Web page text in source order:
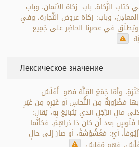
الزَّكاة، باب: زكاة الأثمان، وباب:
المعادِن، وباب: زكاة عروض التِّجارة، وفي
ويُطلَق في عصرِنا الحاضِر على جَمِيع
Лексическое значение
وأمّا جَمْعُ القِلَّة فهو: أَفْلُسٌ.
مَضْرُوبَةٌ مِن النُّحاسِ أو غَيْرِهِ مِن غَيْرِ
مالِ الرَّجُلِ الذي يُتَبايَعُ بِهِ، يُقال:
فُلُوسٍ بعد أن كان ذا دَراهِمَ، فكأنَّما
أيْ: مَغْشُوْشَةً، أو صارَ إلى حالٍ